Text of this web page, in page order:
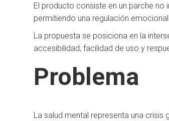
El producto consiste en un parche
permitiendo una regulación
La propuesta se posiciona en la
accesibilidad, facilidad de uso y
Problema
La salud mental representa una crisis